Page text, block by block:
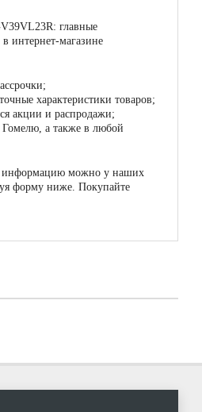
главные
интернет-магазине
характеристики товаров;
акции и распродажи;
Гомелю, а также в любой
информацию можно у наших
форму ниже. Покупайте